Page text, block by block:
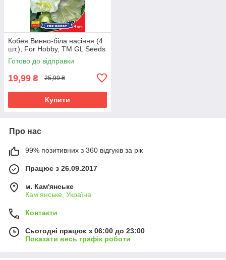
Кобея Винно-біла насіння (4
шт.), For Hobby, TM GL Seeds
Готово до відправки
19,99 ₴ 25,99 ₴
Купити
Про нас
99% позитивних з 360 відгуків за рік
Працює з 26.09.2017
м. Кам'янське
Кам'янське, Україна
Контакти
Сьогодні працює з 06:00 до 23:00
Показати весь графік роботи